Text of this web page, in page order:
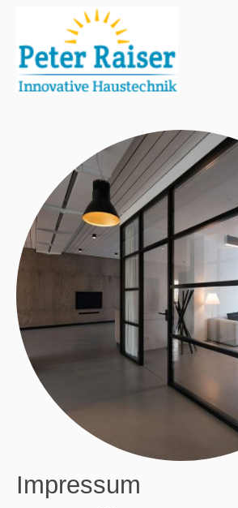
Impressum